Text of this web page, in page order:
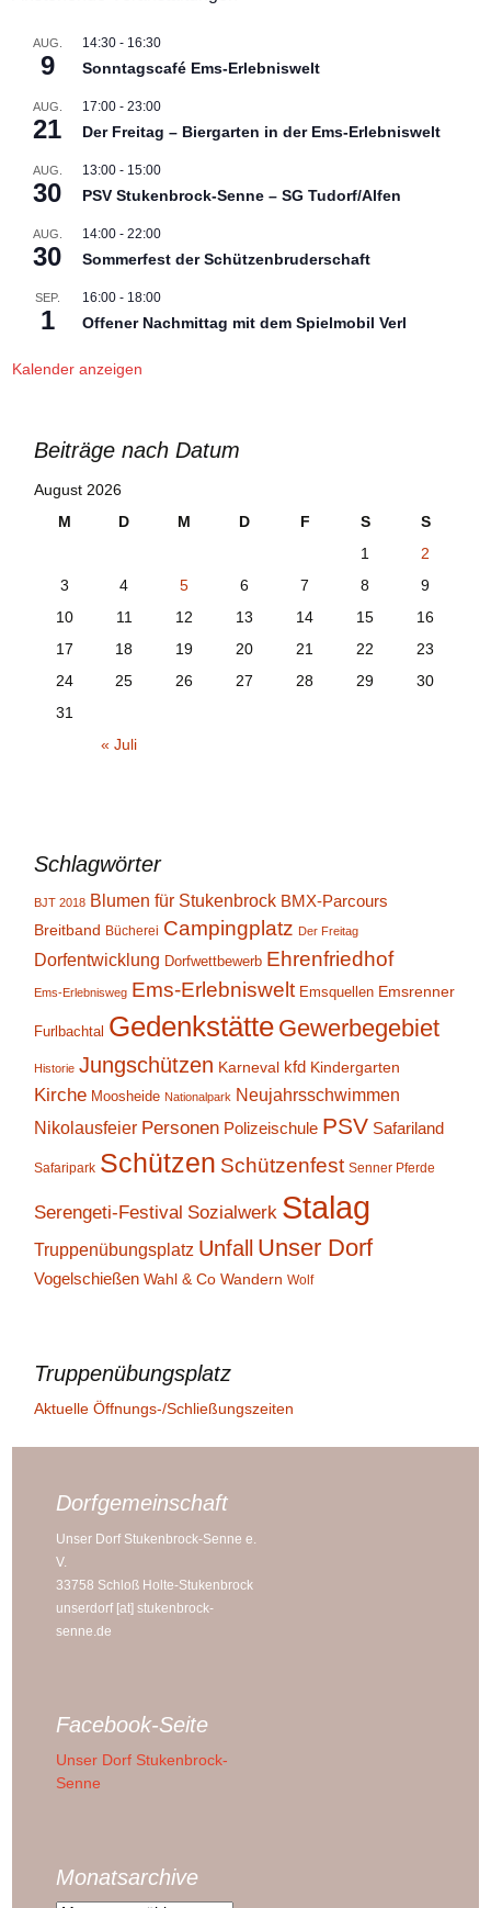
AUG.
9
14:30 - 16:30
Sonntagscafé Ems-Erlebniswelt
AUG.
21
17:00 -23:00
Der Freitag – Biergarten in der Ems-Erlebniswelt
AUG.
30
13:00 - 15:00
PSV Stukenbrock-Senne – SG Tudorf/Alfen
AUG.
30
14:00 -22:00
Sommerfest der Schützenbruderschaft
SEP.
1
16:00 - 18:00
Offener Nachmittag mit dem Spielmobil Verl
Kalender anzeigen
Beiträge nach Datum
August 2026
M
D M D F S
S
1
2
3
4 5 6 7 8
9
10
11 12 13 14 15
16
17
18 19 20 21 22
23
24
25 26 27 28 29
30
31
« Juli
Schlagwörter
BJT 2018 Blumen für Stukenbrock BMX-Parcours
Breitband Bücherei Campingplatz Der Freitag
Dorfentwicklung Dorfwettbewerb Ehrenfriedhof
Ems-Erlebnisweg Ems-Erlebniswelt Emsquellen Emsrenner
Furlbachtal Gedenkstätte Gewerbegebiet
Historie Jungschützen Karneval kfd Kindergarten
Kirche Moosheide Nationalpark Neujahrsschwimmen
Nikolausfeier Personen Polizeischule PSV Safariland
Safaripark Schützen Schützenfest Senner Pferde
Serengeti-Festival Sozialwerk Stalag
Truppenübungsplatz Unfall Unser Dorf
Vogelschießen Wahl & Co Wandern Wolf
Truppenübungsplatz
Aktuelle Öffnungs-/Schließungszeiten
Dorfgemeinschaft
Unser Dorf Stukenbrock-Senne e.
V.
33758 Schloß Holte-Stukenbrock
unserdorf [at] stukenbrock-
senne.de
Facebook-Seite
Unser Dorf Stukenbrock-
Senne
Monatsarchive